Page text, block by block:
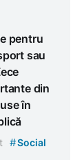
pentru
sau
din
în
#Social